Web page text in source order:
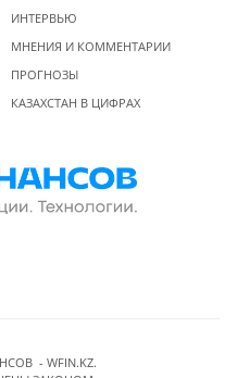
ИНТЕРВЬЮ
МНЕНИЯ И КОММЕНТАРИИ
ПРОГНОЗЫ
КАЗАХСТАН В ЦИФРАХ
- WFIN.KZ.